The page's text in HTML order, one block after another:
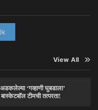
View All
‘गव्हाणी घुबडाला’
टीमची तत्परता!